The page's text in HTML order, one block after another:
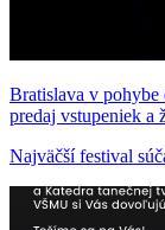
Bratislava v
predaj vstupeniek a
Najväčší festival